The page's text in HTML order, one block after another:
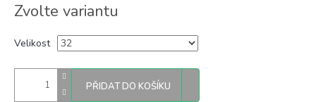
cena:
Zvolte variantu
Velikost
PŘIDAT DO KOŠÍKU